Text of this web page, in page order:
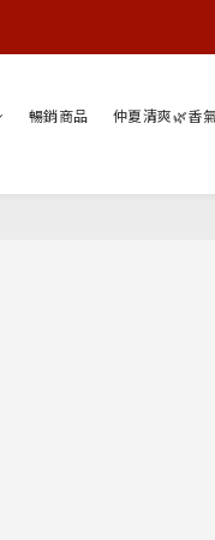
暢銷商品 仲夏清爽🌿香